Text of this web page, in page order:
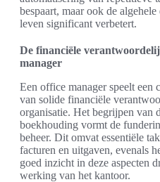
bespaart, maar ook de
leven significant verbetert.
De financiële
manager
Een office manager speelt een
van solide financiële
organisatie. Het begrijpen van
boekhouding vormt de
beheer. Dit omvat essentiële
facturen en uitgaven, evenals
goed inzicht in deze aspecten
werking van het kantoor.